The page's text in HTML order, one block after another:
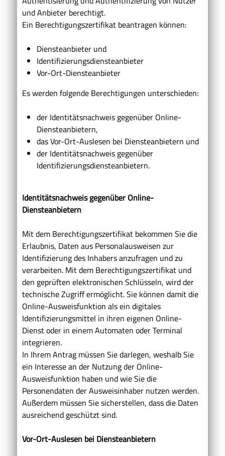
und Anbieter berechtigt.
Ein Berechtigungszertifikat beantragen können:
Diensteanbieter und
Identifizierungsdiensteanbieter
Vor-Ort-Diensteanbieter
Es werden folgende Berechtigungen unterschieden:
der Identitätsnachweis gegenüber Online-
Diensteanbietern,
das Vor-Ort-Auslesen bei Diensteanbietern und
der Identitätsnachweis gegenüber
Identifizierungsdiensteanbietern.
Identitätsnachweis gegenüber Online-
Diensteanbietern
Mit dem Berechtigungszertifikat bekommen Sie die
Erlaubnis, Daten aus Personalausweisen zur
Identifizierung des Inhabers anzufragen und zu
verarbeiten. Mit dem Berechtigungszertifikat und
den geprüften elektronischen Schlüsseln, wird der
technische Zugriff ermöglicht. Sie können damit die
Online-Ausweisfunktion als ein digitales
Identifizierungsmittel in ihren eigenen Online-
Dienst oder in einem Automaten oder Terminal
integrieren.
In Ihrem Antrag müssen Sie darlegen, weshalb Sie
ein Interesse an der Nutzung der Online-
Ausweisfunktion haben und wie Sie die
Personendaten der Ausweisinhaber nutzen werden.
Außerdem müssen Sie sicherstellen, dass die Daten
ausreichend geschützt sind.
Vor-Ort-Auslesen bei Diensteanbietern